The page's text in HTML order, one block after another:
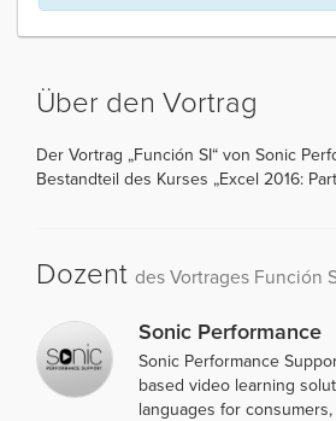
Über den Vortrag
Der Vortrag „Función SI“ von Sonic
Bestandteil des Kurses „Excel 2016:
Dozent des Vortrages Función
Sonic Performance
Sonic Performance
based video learning
languages for